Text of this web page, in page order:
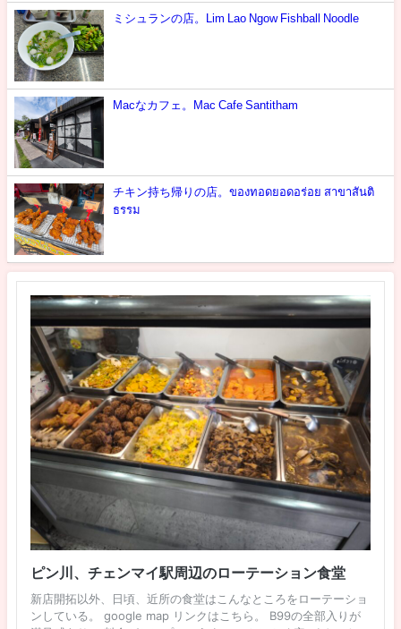
ミシュランの店。Lim Lao Ngow Fishball Noodle
Macなカフェ。Mac Cafe Santitham
チキン持ち帰りの店。ของทอดยอดอร่อย สาขาสันติ
ธรรม